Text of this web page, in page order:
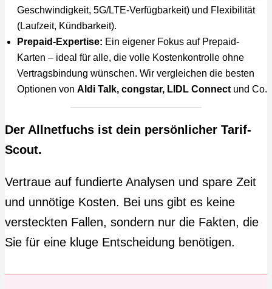
Geschwindigkeit, 5G/LTE-Verfügbarkeit) und Flexibilität
(Laufzeit, Kündbarkeit).
Prepaid-Expertise: Ein eigener Fokus auf Prepaid-
Karten – ideal für alle, die volle Kostenkontrolle ohne
Vertragsbindung wünschen. Wir vergleichen die besten
Optionen von Aldi Talk, congstar, LIDL Connect und Co.
Der Allnetfuchs ist dein persönlicher Tarif-
Scout.
Vertraue auf fundierte Analysen und spare Zeit
und unnötige Kosten. Bei uns gibt es keine
versteckten Fallen, sondern nur die Fakten, die
Sie für eine kluge Entscheidung benötigen.